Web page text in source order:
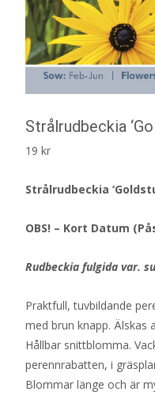
Strålrudbeckia
19 kr
Strålrudbeckia
OBS! – Kort Datum
Rudbeckia fulgida var.
Praktfull, tuvbildande
med brun knapp. Älskas
Hållbar snittblomma.
perennrabatten, i
Blommar länge och är